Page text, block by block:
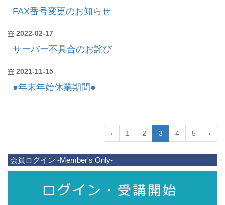
FAX番号変更のお知らせ
2022-02-17
サーバー不具合のお詫び
2021-11-15
●年末年始休業期間●
‹ 1 2 3 4 5 ›
会員ログイン -Member's Only-